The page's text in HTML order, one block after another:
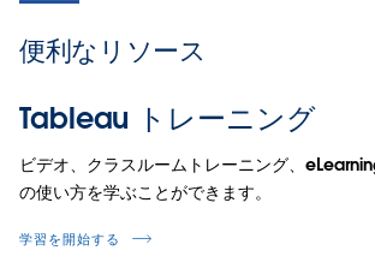
便利なリソース
Tableau トレーニング
ビデオ、クラスルームトレーニング、
の使い方を学ぶことができます。
学習を開始する